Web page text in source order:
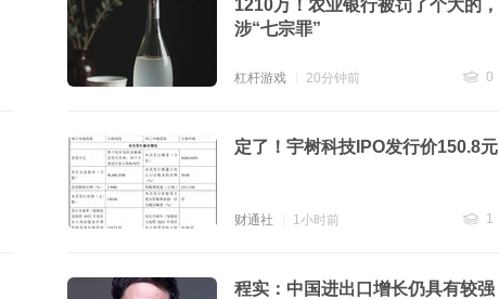
1210万！农业银行被罚了个大的，
涉“七宗罪”
杠杆游戏 20分钟前
0
定了！宇树科技IPO发行价150.8元
财通社 1小时前
1
程实：中国进出口增长仍具有较强